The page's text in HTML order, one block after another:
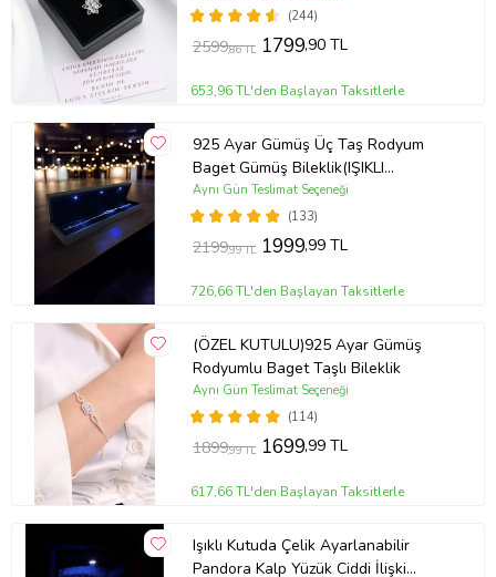
(244)
2599,86 TL 1799,90 TL
653,96 TL'den Başlayan Taksitlerle
925 Ayar Gümüş Üç Taş Rodyum
Baget Gümüş Bileklik(IŞIKLI
KUTULU)
(133)
Aynı Gün Teslimat Seçeneği
2199,99 TL 1999,99 TL
726,66 TL'den Başlayan Taksitlerle
(ÖZEL KUTULU)925 Ayar Gümüş
Rodyumlu Baget Taşlı Bileklik
(114)
Aynı Gün Teslimat Seçeneği
1899,99 TL 1699,99 TL
617,66 TL'den Başlayan Taksitlerle
Işıklı Kutuda Çelik Ayarlanabilir
Pandora Kalp Yüzük Ciddi İlişki